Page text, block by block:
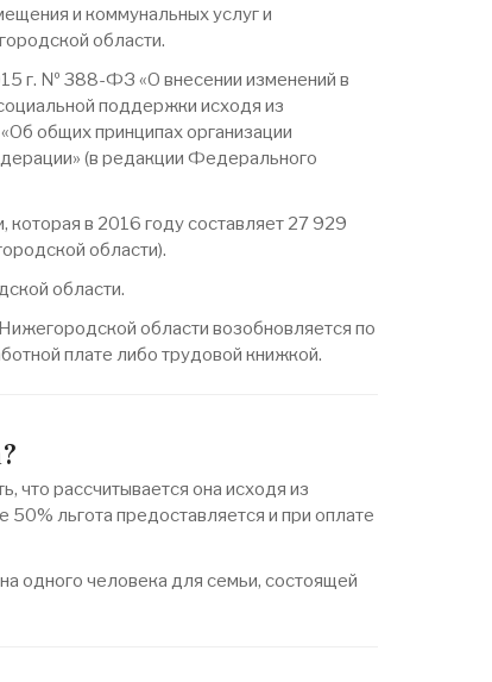
и коммунальных услуг и
области.
г. № 388-ФЗ «О внесении изменений в
поддержки исходя из
общих принципах организации
(в редакции Федерального
в 2016 году составляет 27 929
области).
области.
области возобновляется по
плате либо трудовой книжкой.
рассчитывается она исходя из
льгота предоставляется и при оплате
одного человека для семьи, состоящей